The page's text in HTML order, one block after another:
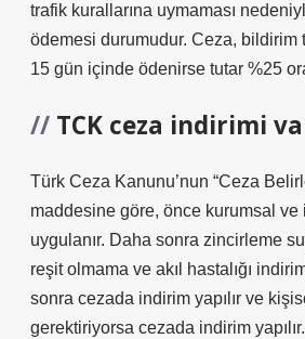
trafik kurallarına uymaması
ödemesi durumudur. Ceza, bildirim
15 gün içinde ödenirse tutar %25
TCK ceza indirimi
Türk Ceza Kanunu’nun “Ceza
maddesine göre, önce kurumsal ve
uygulanır. Daha sonra zincirleme
reşit olmama ve akıl hastalığı
sonra cezada indirim yapılır ve
gerektiriyorsa cezada indirim yapılır.